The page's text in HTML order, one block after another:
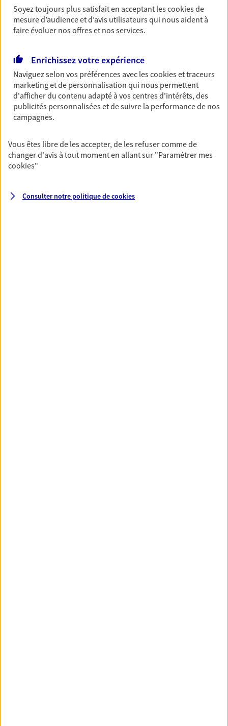
Découvrir l'offre Garantie Accidents de la Vie
OBTENIR UN TARIF EN LIGNE
Multirisque Entreprise
Gagnez en simplicité et en sérénité avec votre
assurance multirisque entreprise. Un contrat
unique pour protéger vos locaux, matériels pro,
équipements et stocks… sans oublier votre
responsabilité civile.
Découvrir l'offre Multirisque Entreprise
Soyez toujours plus satisfait en acceptant lescookiesde
mesure d’audience et d’avis utilisateurs qui nous aident à
faire évoluer nos offres et nos services.
Enrichissez votre expérience
Naviguez selon vos préférences avec lescookies et traceurs
marketing et de personnalisation qui nous permettent
d'afficher du contenu adapté à vos centres d'intérêts, des
publicités personnalisées et de suivre la performance de nos
campagnes.
Vous êtes libre de les accepter, de les refuser comme de
changer d'avis à tout moment en allant sur "Paramétrer mes
cookies"
Consulter notre politique decookies